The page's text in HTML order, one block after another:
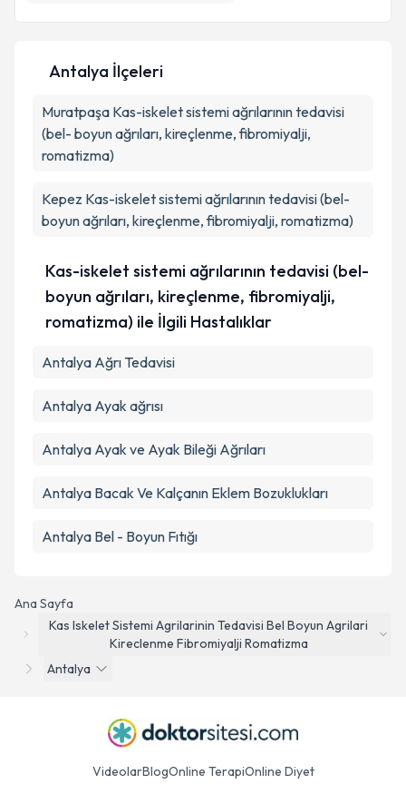
E-posta Adresiniz
Kişisel verilerimin işlenmesine ilişkinAydınlatma
Metni'ni okudum ve kişisel verilerimin belirtilen
kapsamda işlenmesini kabul ediyorum.
Takvim Talebini Gönder
Ana Sayfa
Kas Iskelet Sistemi Agrilarinin Tedavisi Bel Boyun Agrilari
Kireclenme Fibromiyalji Romatizma
Antalya
Antalya İlçeleri
Muratpaşa Kas-iskelet sistemi ağrılarının tedavisi
(bel- boyun ağrıları, kireçlenme, fibromiyalji,
romatizma)
Kepez Kas-iskelet sistemi ağrılarının tedavisi (bel-
boyun ağrıları, kireçlenme, fibromiyalji, romatizma)
Kas-iskelet sistemi ağrılarının tedavisi (bel-
boyun ağrıları, kireçlenme, fibromiyalji,
romatizma) ile İlgili Hastalıklar
Antalya Ağrı Tedavisi
Antalya Ayak ağrısı
Antalya Ayak ve Ayak Bileği Ağrıları
Antalya Bacak Ve Kalçanın Eklem Bozuklukları
Antalya Bel - Boyun Fıtığı
VideolarBlogOnline TerapiOnline Diyet